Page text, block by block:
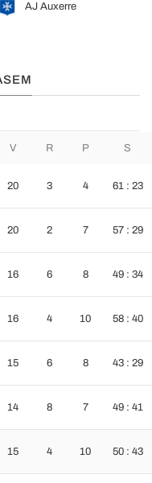
AJ Auxerre
V R P S
20 3 4 61 : 23
20 2 7 57 : 29
16 6 8 49 : 34
16 4 10 58 : 40
15 6 8 43 : 29
14 8 7 49 : 41
15 4 10 50 : 43